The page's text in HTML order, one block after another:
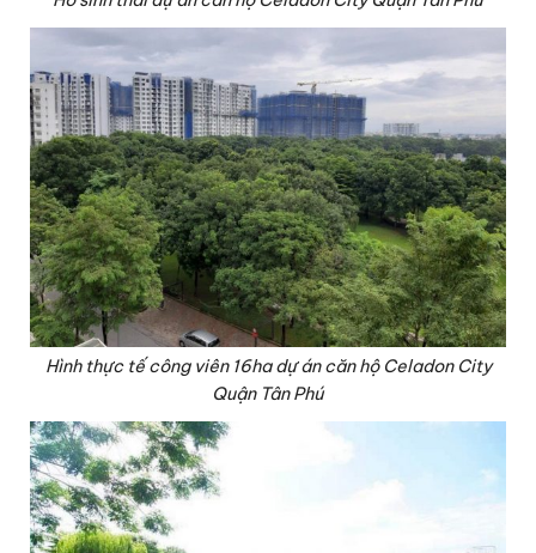
Hình thực tế công viên 16ha dự án căn hộ Celadon City
Quận Tân Phú